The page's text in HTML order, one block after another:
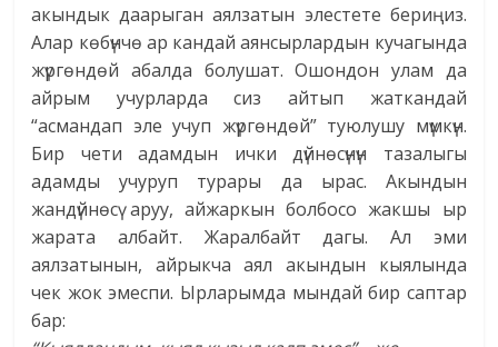
акындык даарыган аялзатын элестете бериңиз.
Алар көбүнчө ар кандай аянсырлардын кучагында
жүргөндөй абалда болушат. Ошондон улам да
айрым учурларда сиз айтып жаткандай
“асмандап эле учуп жүргөндөй” туюлушу мүмкүн.
Бир чети адамдын ички дүйнөсүнүн тазалыгы
адамды учуруп турары да ырас. Акындын
жандүйнөсү аруу, айжаркын болбосо жакшы ыр
жарата албайт. Жаралбайт дагы. Ал эми
аялзатынын, айрыкча аял акындын кыялында
чек жок эмеспи. Ырларымда мындай бир саптар
бар: